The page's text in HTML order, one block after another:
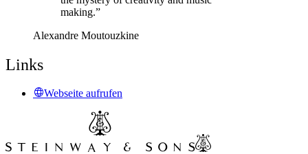
making.”
Alexandre Moutouzkine
Links
Webseite aufrufen